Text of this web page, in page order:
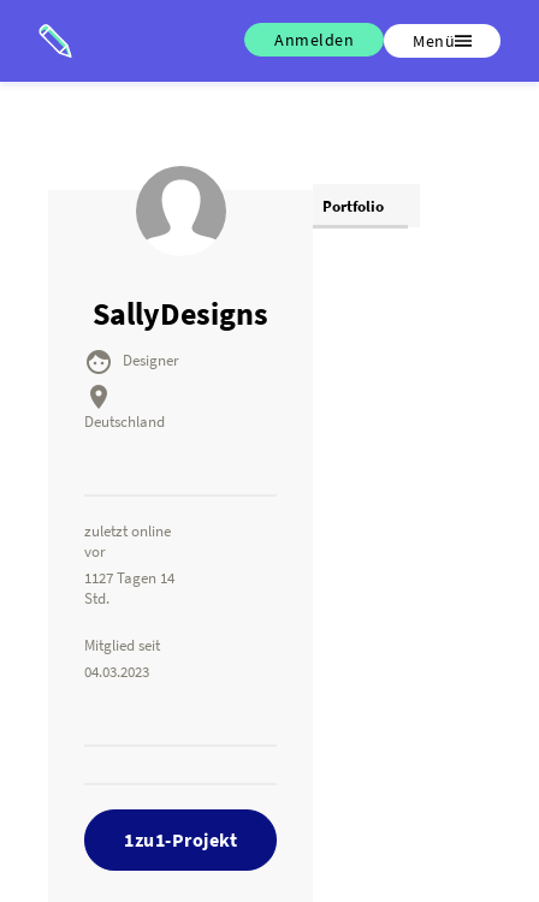
Anmelden Menü
SallyDesigns
 Designer

Deutschland
zuletzt online
vor
1127 Tagen 14
Std.
Mitglied seit
04.03.2023
1zu1-Projekt
Portfolio